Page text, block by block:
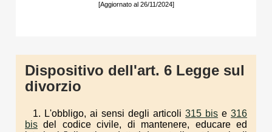
[Aggiornato al 26/11/2024]
Dispositivo dell'art. 6 Legge sul
divorzio
1. L'obbligo, ai sensi degli articoli315 bis e316
bis del codice civile, di mantenere, educare ed